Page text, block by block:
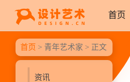
首页
首页 > 青年艺术家 > 正文
资讯